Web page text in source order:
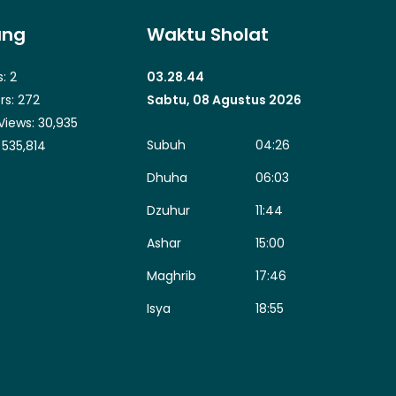
2
272
30,935
535,814
Waktu Sholat
03.28.45
Sabtu, 08 Agustus 2026
Subuh
04:26
Dhuha
06:03
Dzuhur
11:44
Ashar
15:00
Maghrib
17:46
Isya
18:55